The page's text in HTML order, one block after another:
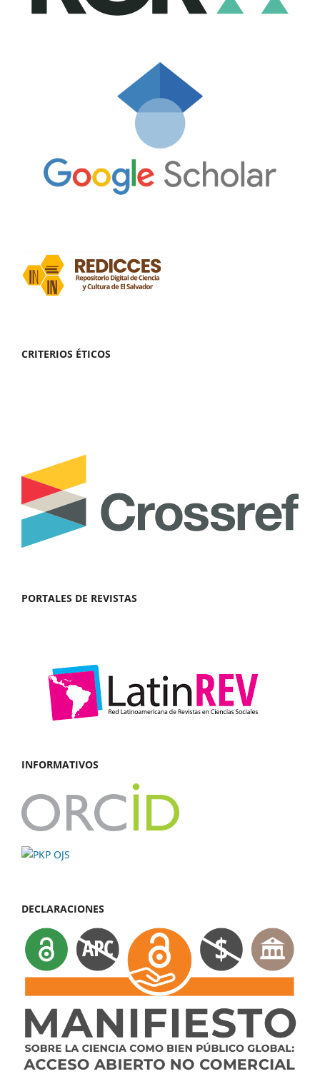
CRITERIOS ÉTICOS
PORTALES DE REVISTAS
INFORMATIVOS
DECLARACIONES